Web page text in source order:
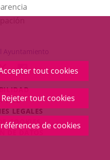
tout cookies
Rejeter tout cookies
de cookies
se
abrirá
ventana
nueva.
una
Ayuntamiento
ENLACE
A
UNA
APLICACIÓN
EXTERNA.
ENLACE
A
APLICACIÓN
EXTERNA.
WEB
LEGALES
COOKIES
DE DATOS